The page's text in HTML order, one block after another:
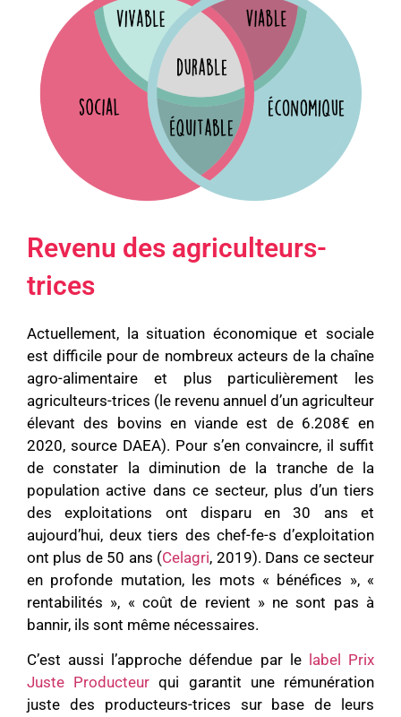
Revenu des agriculteurs-
trices
Actuellement, la situation économique et sociale
est difficile pour de nombreux acteurs de la chaîne
agro-alimentaire et plus particulièrement les
agriculteurs-trices (le revenu annuel d’un agriculteur
élevant des bovins en viande est de 6.208€ en
2020, source DAEA). Pour s’en convaincre, il suffit
de constater la diminution de la tranche de la
population active dans ce secteur, plus d’un tiers
des exploitations ont disparu en 30 ans et
aujourd’hui, deux tiers des chef-fe-s d’exploitation
ont plus de 50 ans (Celagri, 2019). Dans ce secteur
en profonde mutation, les mots « bénéfices », «
rentabilités », « coût de revient » ne sont pas à
bannir, ils sont même nécessaires.
C’est aussi l’approche défendue par le
label Prix
Juste Producteur qui garantit une rémunération
juste des producteurs-trices sur base de leurs